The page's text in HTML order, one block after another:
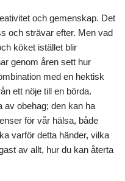
och gemenskap. Det
och strävar efter. Men vad
köket istället blir
genom åren sett hur
med en hektisk
ett nöje till en börda.
av obehag; den kan ha
för vår hälsa, både
varför detta händer, vilka
av allt, hur du kan återta